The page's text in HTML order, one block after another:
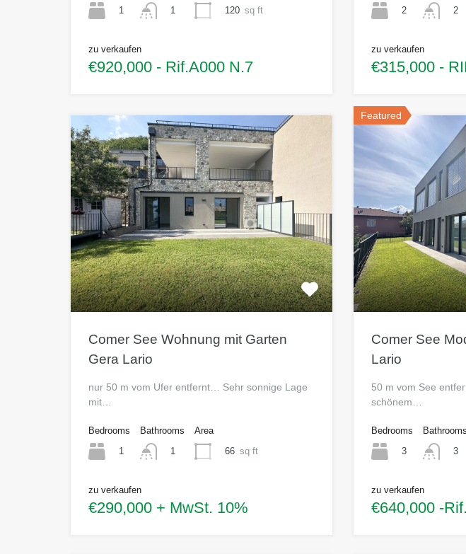
1
1
120 sq ft
zu verkaufen
€920,000 - Rif.A000 N.7
2
2
zu verkaufen
€315,000 -
Comer See Wohnung mit Garten
Gera Lario
nur 50 m vom Ufer entfernt… Sehr sonnige Lage
mit…
Bedrooms
1
Bathrooms
1
Area
66 sq ft
zu verkaufen
€290,000 + MwSt. 10%
Featured
Comer See
Lario
50 m vom See
schönem…
Bedrooms
3
Bathrooms
3
zu verkaufen
€640,000 -